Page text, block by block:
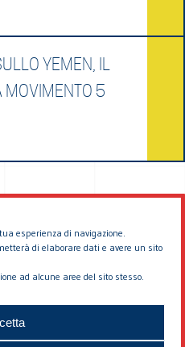
esperienza di navigazione.
di elaborare dati e avere un sito
ad alcune aree del sito stesso.
YEMEN, IL
MOVIMENTO 5